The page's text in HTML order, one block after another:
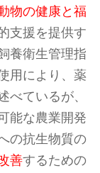
物の健康と福
支援を提供す
養衛生管理指
用により、薬
べているが、
能な農業開発
の抗生物質の
善するための